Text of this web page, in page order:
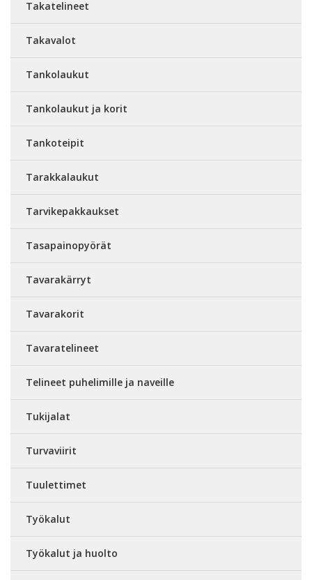
Takatelineet
Takavalot
Tankolaukut
Tankolaukut ja korit
Tankoteipit
Tarakkalaukut
Tarvikepakkaukset
Tasapainopyörät
Tavarakärryt
Tavarakorit
Tavaratelineet
Telineet puhelimille ja naveille
Tukijalat
Turvaviirit
Tuulettimet
Työkalut
Työkalut ja huolto